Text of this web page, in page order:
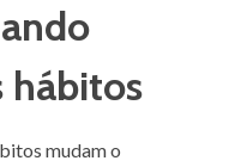
hábitos
mudam o